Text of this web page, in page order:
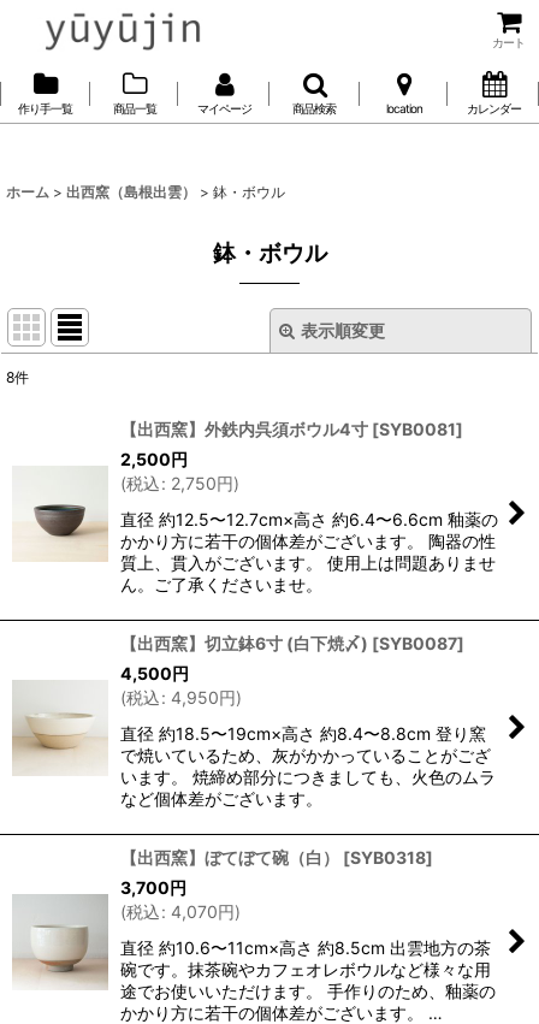
カート
作り手一覧 商品一覧 マイページ 商品検索 location カレンダー
ホーム > 出西窯（島根出雲） > 鉢・ボウル
鉢・ボウル
表示順変更
並び順:
絞り込む
8件
【出西窯】外鉄内呉須ボウル4寸 [SYB0081]
2,500円
(税込: 2,750円)
直径 約12.5〜12.7cm×高さ 約6.4〜6.6cm 釉薬の
かかり方に若干の個体差がございます。 陶器の性
質上、貫入がございます。 使用上は問題ありませ
ん。ご了承くださいませ。
【出西窯】切立鉢6寸 (白下焼〆) [SYB0087]
4,500円
(税込: 4,950円)
直径 約18.5〜19cm×高さ 約8.4〜8.8cm 登り窯
で焼いているため、灰がかかっていることがござ
います。 焼締め部分につきましても、火色のムラ
など個体差がございます。
【出西窯】ぼてぼて碗（白） [SYB0318]
3,700円
(税込: 4,070円)
直径 約10.6〜11cm×高さ 約8.5cm 出雲地方の茶
碗です。抹茶碗やカフェオレボウルなど様々な用
途でお使いいただけます。 手作りのため、釉薬の
かかり方に若干の個体差がございます。 …